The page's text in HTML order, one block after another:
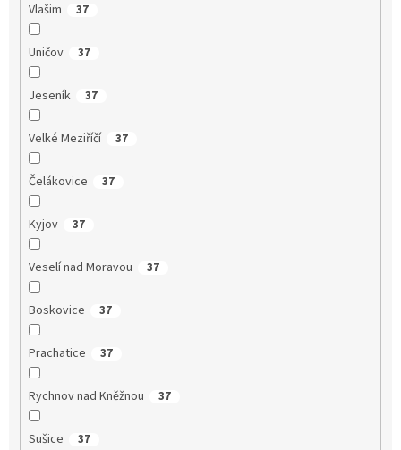
Vlašim 37
Uničov 37
Jeseník 37
Velké Meziříčí 37
Čelákovice 37
Kyjov 37
Veselí nad Moravou 37
Boskovice 37
Prachatice 37
Rychnov nad Kněžnou 37
Sušice 37